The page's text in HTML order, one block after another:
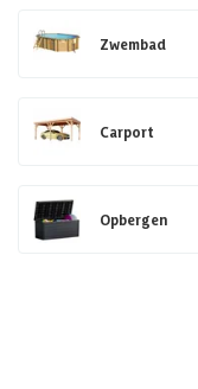
Zwembad
Carport
Opbergen